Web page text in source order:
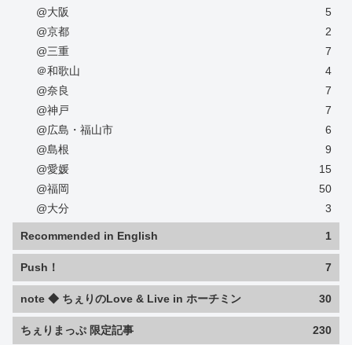
@大阪
5
@京都
2
@三重
7
＠和歌山
4
@奈良
7
@神戸
7
@広島・福山市
6
@島根
9
@愛媛
15
@福岡
50
@大分
3
Recommended in English 1
Push！ 7
note ◆ ちぇりのLove & Live in ホーチミン 30
ちぇりまっぷ 限定記事 230